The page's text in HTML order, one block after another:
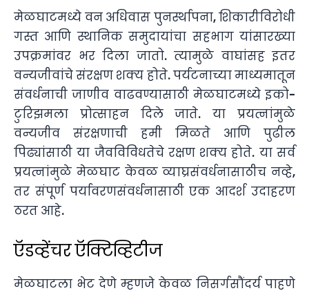
मेळघाटमध्ये वन अधिवास पुनर्स्थापना, शिकारीविरोधी
गस्त आणि स्थानिक समुदायांचा सहभाग यांसारख्या
उपक्रमांवर भर दिला जातो. त्यामुळे वाघांसह इतर
वन्यजीवांचे संरक्षण शक्य होते. पर्यटनाच्या माध्यमातून
संवर्धनाची जाणीव वाढवण्यासाठी मेळघाटमध्ये इको-
टुरिझमला प्रोत्साहन दिले जाते. या प्रयत्नांमुळे
वन्यजीव संरक्षणाची हमी मिळते आणि पुढील
पिढ्यांसाठी या जैवविविधतेचे रक्षण शक्य होते. या सर्व
प्रयत्नांमुळे मेळघाट केवळ व्याघ्रसंवर्धनासाठीच नव्हे,
तर संपूर्ण पर्यावरणसंवर्धनासाठी एक आदर्श उदाहरण
ठरत आहे.
ऍडव्हेंचर ऍक्टिव्हिटीज
मेळघाटला भेट देणे म्हणजे केवळ निसर्गसौंदर्य पाहणे